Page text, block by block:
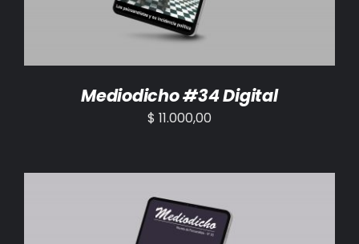
Mediodicho #34 Digital
$ 11.000,00